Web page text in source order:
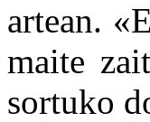
artean.
maite
sortuko